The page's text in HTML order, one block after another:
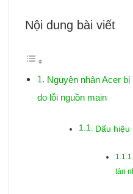
Nội dung bài viết
Nguyên nhân Acer
do lỗi nguồn main
Dấu hiệu
tản